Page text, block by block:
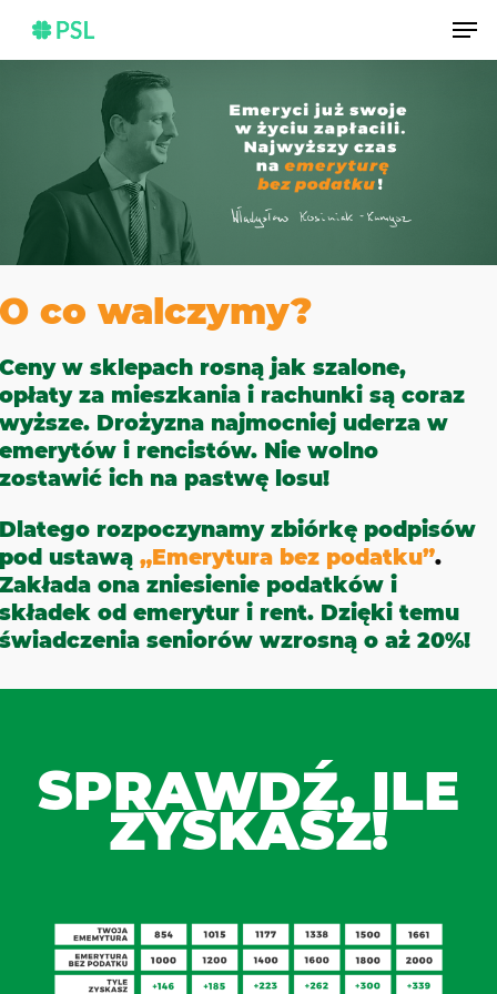
main
co walczymy?
w sklepach rosną jak szalone,
za mieszkania i rachunki są coraz
Drożyzna najmocniej uderza w
i rencistów. Nie wolno
ich na pastwę losu!
rozpoczynamy zbiórkę podpisów
ustawą „Emerytura bez podatku”.
ona zniesienie podatków i
od emerytur i rent. Dzięki temu
seniorów wzrosną o aż 20%!
SPRAWDŹ, ILE
ZYSKASZ!